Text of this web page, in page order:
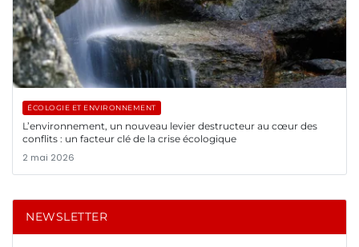
ÉCOLOGIE ET ENVIRONNEMENT
L’environnement, un nouveau levier destructeur au cœur des
conflits : un facteur clé de la crise écologique
2 mai 2026
NEWSLETTER